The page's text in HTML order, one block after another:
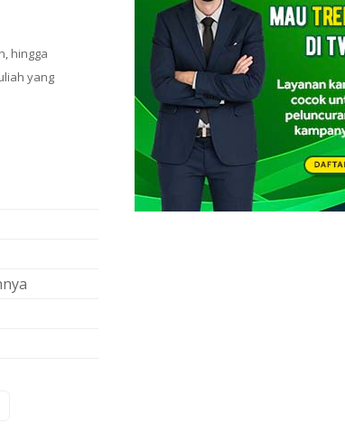
hingga
yang